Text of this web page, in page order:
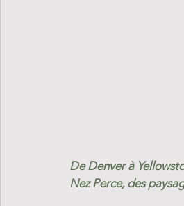
De Denver à
Nez Perce, des